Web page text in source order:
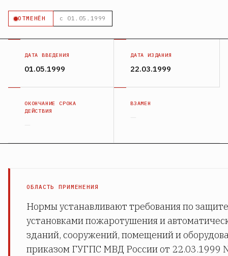
ОТМЕНЁН с 01.05.1999
ДАТА ВВЕДЕНИЯ
01.05.1999
ДАТА ИЗДАНИЯ
22.03.1999
ОКОНЧАНИЕ СРОКА
ДЕЙСТВИЯ
—
ВЗАМЕН
—
ОБЛАСТЬ ПРИМЕНЕНИЯ
Нормы устанавливают требования по
установками пожаротушения и
зданий, сооружений, помещений и
приказом ГУГПС МВД России от